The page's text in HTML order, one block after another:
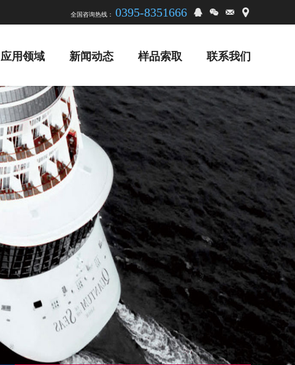
全国咨询热线： 0395-8351666
应用领域 新闻动态 样品索取 联系我们